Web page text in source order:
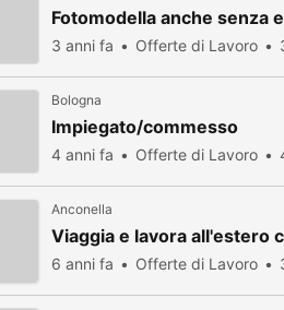
Fotomodella anche senza
3 anni fa Offerte di Lavoro
Bologna
Impiegato/commesso
4 anni fa Offerte di Lavoro
Anconella
Viaggia e lavora all'estero
6 anni fa Offerte di Lavoro